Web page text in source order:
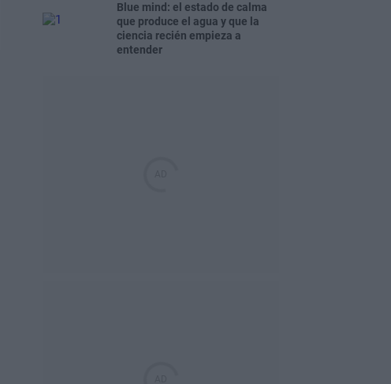
Blue mind: el estado de calma
que produce el agua y que la
ciencia recién empieza a
entender